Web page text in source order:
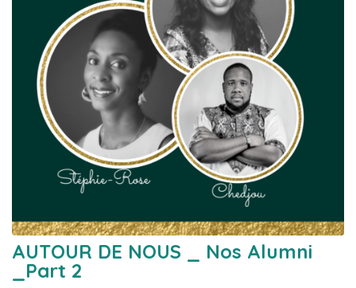
AUTOUR DE NOUS _ Nos Alumni
_Part 2